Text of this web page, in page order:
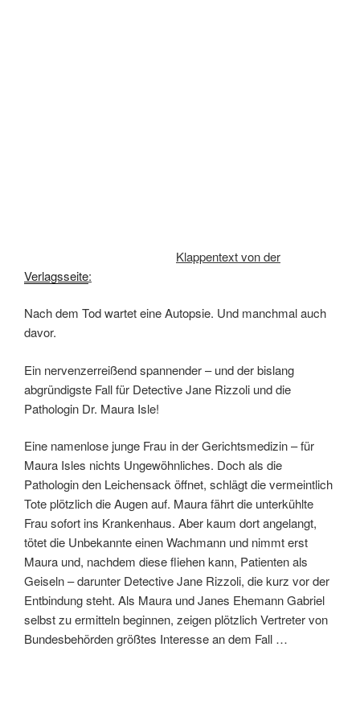
Klappentext von der
Verlagsseite:
Nach dem Tod wartet eine Autopsie. Und manchmal auch
davor.
Ein nervenzerreißend spannender – und der bislang
abgründigste Fall für Detective Jane Rizzoli und die
Pathologin Dr. Maura Isle!
Eine namenlose junge Frau in der Gerichtsmedizin – für
Maura Isles nichts Ungewöhnliches. Doch als die
Pathologin den Leichensack öffnet, schlägt die vermeintlich
Tote plötzlich die Augen auf. Maura fährt die unterkühlte
Frau sofort ins Krankenhaus. Aber kaum dort angelangt,
tötet die Unbekannte einen Wachmann und nimmt erst
Maura und, nachdem diese fliehen kann, Patienten als
Geiseln – darunter Detective Jane Rizzoli, die kurz vor der
Entbindung steht. Als Maura und Janes Ehemann Gabriel
selbst zu ermitteln beginnen, zeigen plötzlich Vertreter von
Bundesbehörden größtes Interesse an dem Fall …